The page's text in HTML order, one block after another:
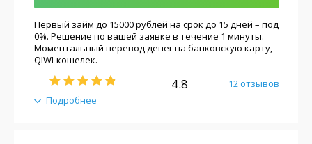
Подробнее
Первый займ до 15000 рублей на срок до 15 дней – под
0%. Решение по вашей заявке в течение 1 минуты.
Моментальный перевод денег на банковскую карту,
QIWI-кошелек.
4.8 12 отзывов